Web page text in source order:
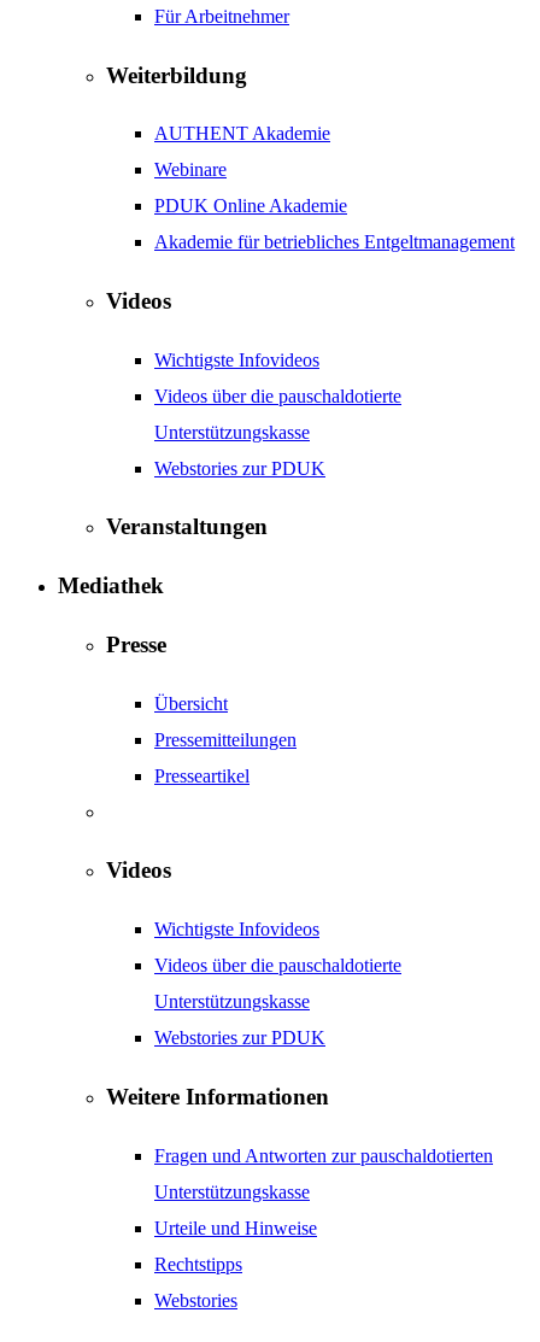
Für Arbeitnehmer
Weiterbildung
AUTHENT Akademie
Webinare
PDUK Online Akademie
Akademie für betriebliches Entgeltmanagement
Videos
Wichtigste Infovideos
Videos über die pauschaldotierte
Unterstützungskasse
Webstories zur PDUK
Veranstaltungen
Mediathek
Presse
Übersicht
Pressemitteilungen
Presseartikel
Videos
Wichtigste Infovideos
Videos über die pauschaldotierte
Unterstützungskasse
Webstories zur PDUK
Weitere Informationen
Fragen und Antworten zur pauschaldotierten
Unterstützungskasse
Urteile und Hinweise
Rechtstipps
Webstories